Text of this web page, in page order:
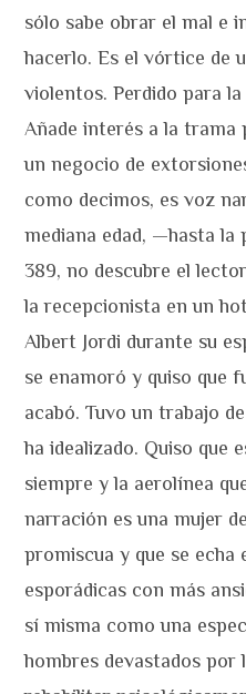
sólo sabe obrar el mal e
hacerlo. Es el vórtice de
violentos. Perdido para
Añade interés a la trama
un negocio de
como decimos, es voz
mediana edad, —hasta la
389, no descubre el
la recepcionista en un
Albert Jordi durante su
se enamoró y quiso que
acabó. Tuvo un trabajo
ha idealizado. Quiso que
siempre y la aerolínea
narración es una mujer
promiscua y que se echa
esporádicas con más
sí misma como una
hombres devastados por